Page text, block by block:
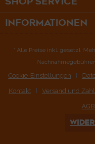
INFORMATIONEN
* Alle Preise inkl. gesetzl.
Cookie-Einstellungen
Kontakt Versand und
AGB